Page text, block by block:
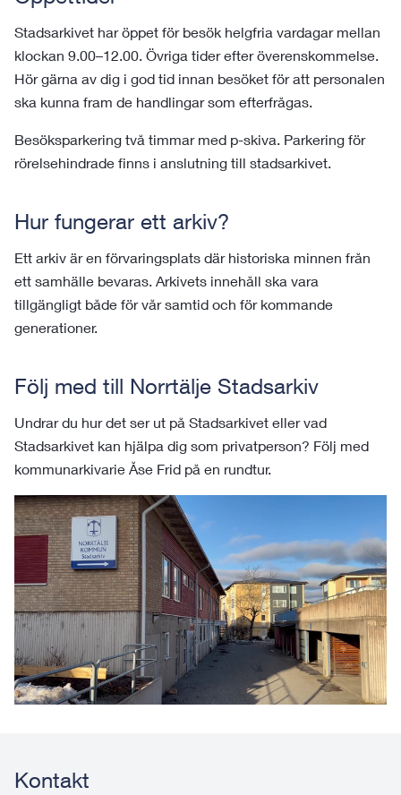
Stadsarkivet har öppet för besök helgfria vardagar mellan
klockan 9.00–12.00. Övriga tider efter överenskommelse.
Hör gärna av dig i god tid innan besöket för att personalen
ska kunna fram de handlingar som efterfrågas.
Besöksparkering två timmar med p-skiva. Parkering för
rörelsehindrade finns i anslutning till stadsarkivet.
Hur fungerar ett arkiv?
Ett arkiv är en förvaringsplats där historiska minnen från
ett samhälle bevaras. Arkivets innehåll ska vara
tillgängligt både för vår samtid och för kommande
generationer.
Följ med till Norrtälje Stadsarkiv
Undrar du hur det ser ut på Stadsarkivet eller vad
Stadsarkivet kan hjälpa dig som privatperson? Följ med
kommunarkivarie Åse Frid på en rundtur.
Kontakt